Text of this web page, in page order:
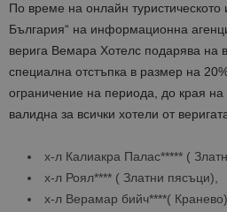
По време на онлайн туристическото
България“ на информационна
верига Вемара Хотелс подарява на
специална отстъпка в размер на
ограничение на периода, до края на
валидна за всички хотели от
х-л Калиакра Палас***** (
х-л Роял**** ( Златни пясъци),
х-л Верамар бийч****(